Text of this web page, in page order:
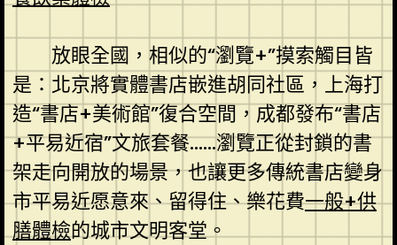
放眼全國，相似的“瀏覽+”摸索觸目皆
是：北京將實體書店嵌進胡同社區，上海打
造“書店+美術館”復合空間，成都發布“書店
+平易近宿”文旅套餐……瀏覽正從封鎖的書
架走向開放的場景，也讓更多傳統書店變身
市平易近愿意來、留得住、樂花費一般+供
膳體檢的城市文明客堂。